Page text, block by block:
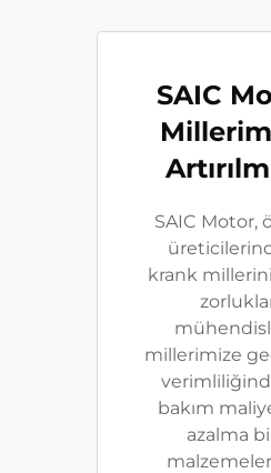
SAIC
SAIC Motor,
krank
millerimize
bakım
azalma